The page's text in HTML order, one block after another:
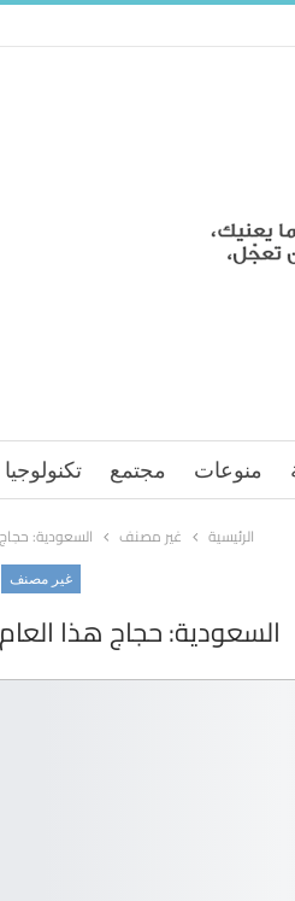
منوعات مجتمع تكنولوجيا
الرئيسية غير مصنف السعودية: حجاج
غير مصنف
السعودية: حجاج هذا العام